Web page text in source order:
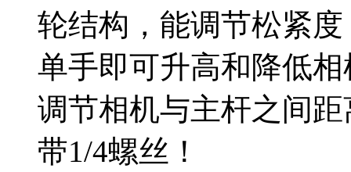
轮结构，能调节松紧
单手即可升高和降低
调节相机与主杆之间
带1/4螺丝！